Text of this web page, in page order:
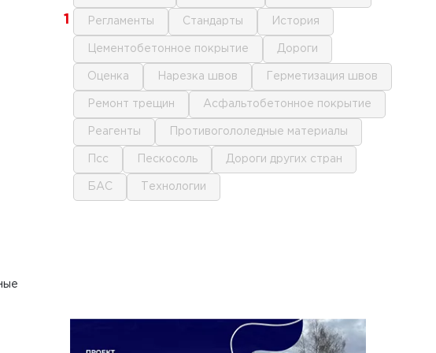
1 регламенты стандарты история
цементобетонное покрытие дороги
оценка нарезка швов герметизация швов
ремонт трещин асфальтобетонное покрытие
реагенты противогололедные материалы
псс пескосоль дороги других стран
БАС технологии